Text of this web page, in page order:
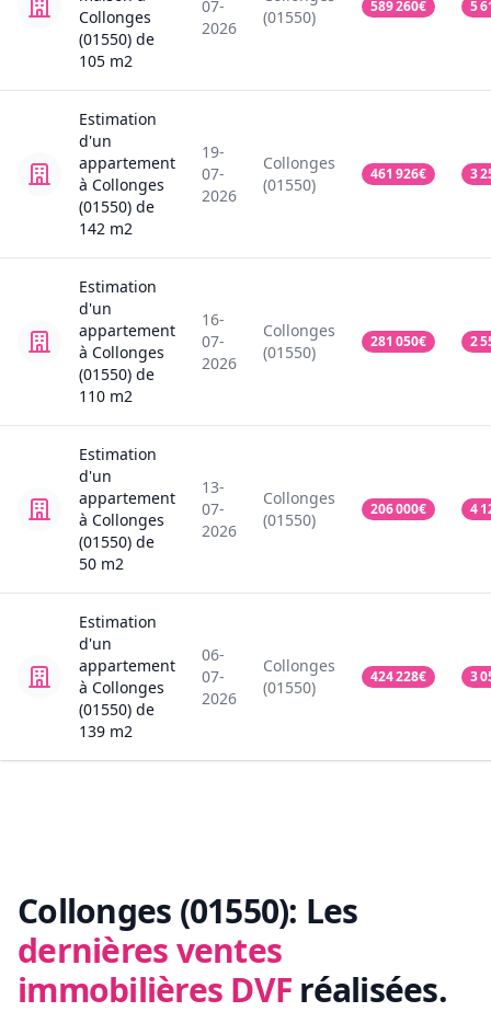
Collonges
(01550) de
105 m2
07-
2026
(01550)
589 260€ 5
Estimation
d'un
appartement
à Collonges
(01550) de
142 m2
19-
07-
2026
Collonges
(01550)
461 926€ 3
Estimation
d'un
appartement
à Collonges
(01550) de
110 m2
16-
07-
2026
Collonges
(01550)
281 050€ 2
Estimation
d'un
appartement
à Collonges
(01550) de
50 m2
13-
07-
2026
Collonges
(01550)
206 000€ 4
Estimation
d'un
appartement
à Collonges
(01550) de
139 m2
06-
07-
2026
Collonges
(01550)
424 228€ 3
Collonges (01550): Les
dernières ventes
immobilières DVF réalisées.